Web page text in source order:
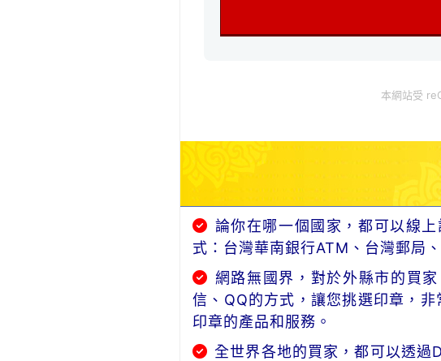
本網站受
論你在哪一個國家，都可以線
式：台灣華南銀行ATM、台灣郵局
網路無國界，對於外縣市的買
信、QQ的方式，讓您挑選印章，
印章的產品和服務。
全世界各地的買家，都可以透過